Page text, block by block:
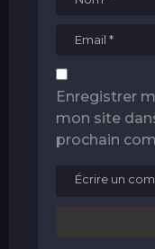
Enregistrer
mon site
prochain